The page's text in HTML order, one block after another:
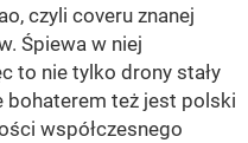
czyli coveru znanej
Śpiewa w niej
to nie tylko drony stały
bohaterem też jest polski
współczesnego